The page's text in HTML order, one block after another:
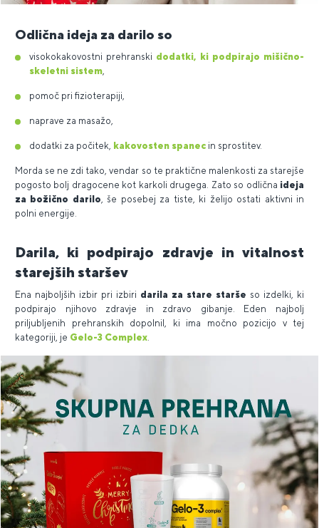
Odlična ideja za darilo so
visokokakovostni prehranski dodatki, ki podpirajo mišično-
skeletni sistem,
pomoč pri fizioterapiji,
naprave za masažo,
dodatki za počitek, kakovosten spanec in sprostitev.
Morda se ne zdi tako, vendar so te praktične malenkosti za starejše
pogosto bolj dragocene kot karkoli drugega. Zato so odlična ideja
za božično darilo, še posebej za tiste, ki želijo ostati aktivni in
polni energije.
Darila, ki podpirajo zdravje in vitalnost
starejših staršev
Ena najboljših izbir pri izbiri darila za stare starše so izdelki, ki
podpirajo njihovo zdravje in zdravo gibanje. Eden najbolj
priljubljenih prehranskih dopolnil, ki ima močno pozicijo v tej
kategoriji, je Gelo-3 Complex.